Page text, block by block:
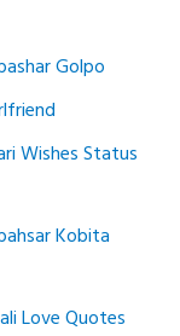
Golpo
Wishes Status
Kobita
Love Quotes